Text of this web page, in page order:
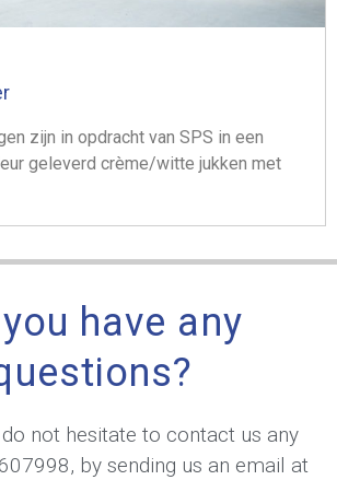
zijn in opdracht van SPS in een
geleverd crème/witte jukken met
have any
not hesitate to contact us any
, by sending us an email at